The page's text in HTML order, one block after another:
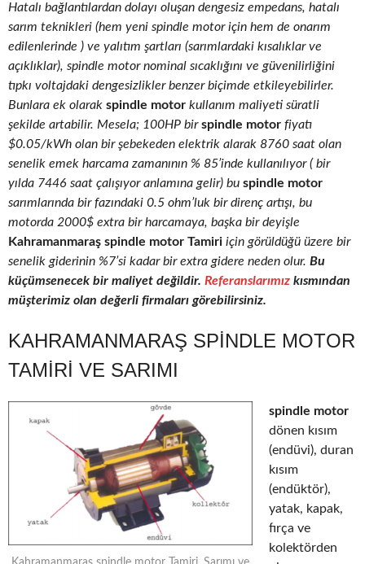
Hatalı bağlantılardan dolayı oluşan dengesiz empedans, hatalı
sarım teknikleri (hem yeni spindle motor için hem de onarım
edilenlerinde ) ve yalıtım şartları (sarımlardaki kısalıklar ve
açıklıklar), spindle motor nominal sıcaklığını ve güvenilirliğini
tıpkı voltajdaki dengesizlikler benzer biçimde etkileyebilirler.
Bunlara ek olarak spindle motor kullanım maliyeti süratli
şekilde artabilir. Mesela; 100HP birspindle motor fiyatı
$0.05/kWh olan bir şebekeden elektrik alarak 8760 saat olan
senelik emek harcama zamanının % 85’inde kullanılıyor ( bir
yılda 7446 saat çalışıyor anlamına gelir) bu spindle motor
sarımlarında bir fazındaki 0.5 ohm’luk bir direnç artışı, bu
motorda 2000$ extra bir harcamaya, başka bir deyişle
Kahramanmaraş spindle motor Tamiri için görüldüğü üzere bir
senelik giderinin %7’si kadar bir extra gidere neden olur. Bu
küçümsenecek bir maliyet değildir. Referanslarımız kısmından
müşterimiz olan değerli firmaları görebilirsiniz.
KAHRAMANMARAŞ SPINDLE MOTOR
TAMIRI VE SARIMI
spindle motor
dönen kısım
(endüvi), duran
kısım
(endüktör),
yatak, kapak,
fırça ve
kolektörden